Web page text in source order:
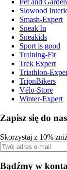
Pet and Garden
Slowood
Smash-Expert
Sneak'In
Sneakids
Sport is good
Training-Fit
Trek Expert
Triathlon-
TripnBikers
Vélo-Store
Winter-Expert
Zapisz się do
Skorzystaj z 10%
Bądźmy w